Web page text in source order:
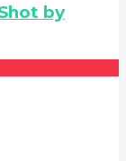
by